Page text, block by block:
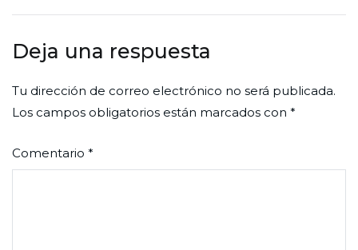
Deja una respuesta
Tu dirección de correo electrónico no será publicada.
Los campos obligatorios están marcados con *
Comentario *